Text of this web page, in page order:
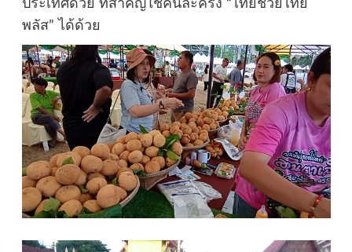
ประเทศด้วย ที่สำคัญใช้คนละครึ่ง “ไทยช่วยไทย
พลัส” ได้ด้วย